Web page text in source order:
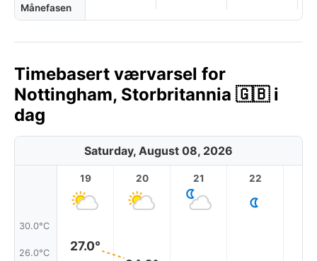
Månefasen
Timebasert værvarsel for
Nottingham, Storbritannia 🇬🇧 i
dag
Saturday, August 08, 2026
30.0°C
26.0°C
19
27.0°
20 21 22